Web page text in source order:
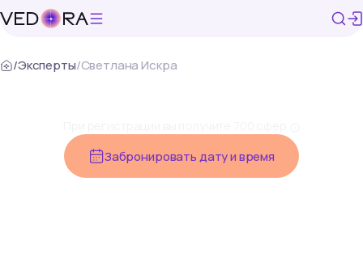
/Эксперты/Светлана Искра
Забронировать дату и время